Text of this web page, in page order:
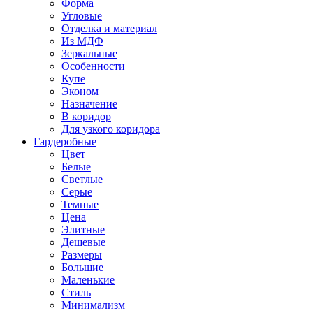
Форма
Угловые
Отделка и материал
Из МДФ
Зеркальные
Особенности
Купе
Эконом
Назначение
В коридор
Для узкого коридора
Гардеробные
Цвет
Белые
Светлые
Серые
Темные
Цена
Элитные
Дешевые
Размеры
Большие
Маленькие
Стиль
Минимализм